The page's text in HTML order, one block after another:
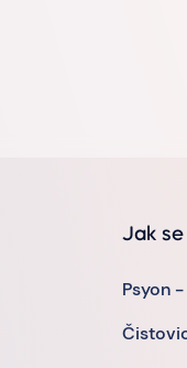
Jak
Psyon